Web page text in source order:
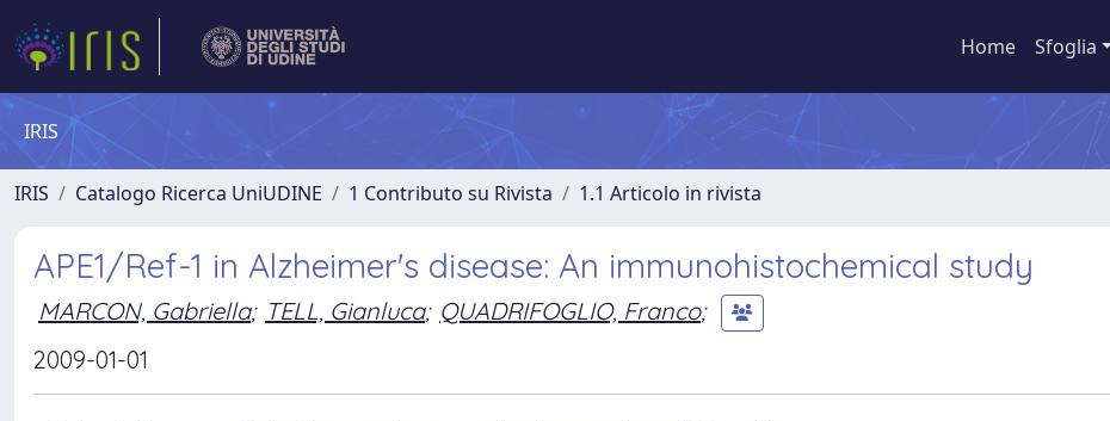
Home Sfoglia
IRIS
IRIS Catalogo Ricerca UniUDINE 1 Contributo su Rivista 1.1 Articolo in rivista
APE1/Ref-1 in Alzheimer's disease: An immunohistochemical study
MARCON, Gabriella; TELL, Gianluca; QUADRIFOGLIO, Franco;
2009-01-01